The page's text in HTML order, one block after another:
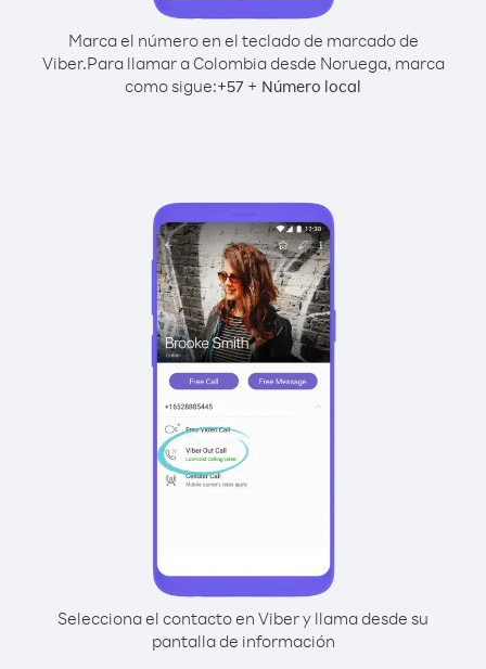
Marca el número en el teclado de marcado de
Viber.Para llamar a Colombia desde Noruega, marca
como sigue:+57 + Número local
Selecciona el contacto en Viber y llama desde su
pantalla de información